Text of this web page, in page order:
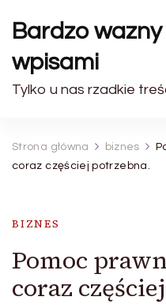
Bardzo
wpisami
Tylko u nas rzadkie
Strona główna biznes
coraz częściej potrzebna.
BIZNES
Pomoc
coraz